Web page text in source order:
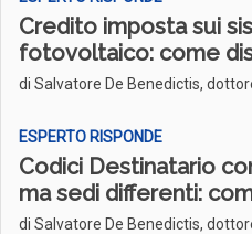
Credito imposta sui
fotovoltaico: come
di Salvatore De Benedictis,
ESPERTO RISPONDE
Codici Destinatario
ma sedi differenti:
di Salvatore De Benedictis,